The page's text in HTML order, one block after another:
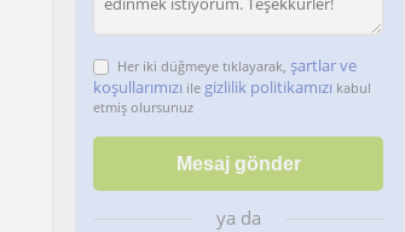
Her iki düğmeye tıklayarak, şartlar ve
koşullarımızı ile gizlilik politikamızı kabul
etmiş olursunuz
ya da